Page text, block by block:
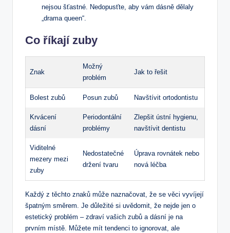
nejsou šťastné. Nedopusťte, aby vám dásně dělaly
„drama queen“.
Co říkají zuby
Znak
Možný
problém
Jak to řešit
Bolest zubů Posun zubů Navštívit ortodontistu
Krvácení
dásní
Periodontální
problémy
Zlepšit ústní hygienu,
navštívit dentistu
Viditelné
mezery mezi
zuby
Nedostatečné
držení tvaru
Úprava rovnátek nebo
nová léčba
Každý z těchto znaků může naznačovat, že se věci vyvíjejí
špatným směrem. Je důležité si uvědomit, že nejde jen o
estetický problém – zdraví vašich zubů a dásní je na
prvním místě. Můžete mít tendenci to ignorovat, ale